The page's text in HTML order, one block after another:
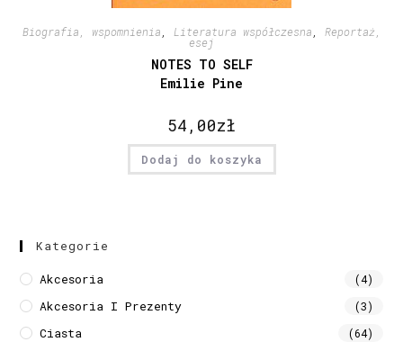
Biografia, wspomnienia, Literatura współczesna, Reportaż,
esej
NOTES TO SELF
Emilie Pine
54,00zł
Dodaj do koszyka
Kategorie
Akcesoria (4)
Akcesoria I Prezenty (3)
Ciasta (64)